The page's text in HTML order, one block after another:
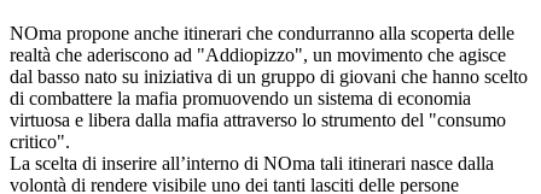
NOma propone anche itinerari che condurranno alla scoperta delle
realtà che aderiscono ad "Addiopizzo", un movimento che agisce
dal basso nato su iniziativa di un gruppo di giovani che hanno scelto
di combattere la mafia promuovendo un sistema di economia
virtuosa e libera dalla mafia attraverso lo strumento del "consumo
critico".
La scelta di inserire all’interno di NOma tali itinerari nasce dalla
volontà di rendere visibile uno dei tanti lasciti delle persone